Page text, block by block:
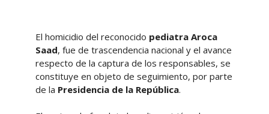
El homicidio del reconocido pediatra Aroca
Saad, fue de trascendencia nacional y el avance
respecto de la captura de los responsables, se
constituye en objeto de seguimiento, por parte
de la Presidencia de la República.